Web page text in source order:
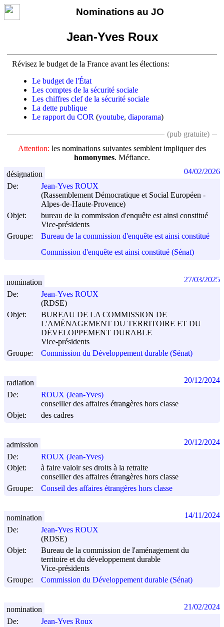
Nominations au JO
Jean-Yves Roux
Révisez le budget de la France avant les élections:
Le budget de l'État
Les comptes de la sécurité sociale
Les chiffres clef de la sécurité sociale
La dette publique
Le rapport du COR (youtube, diaporama)
(pub gratuite)
Attention: les nominations suivantes semblent impliquer des
homonymes. Méfiance.
De:
Jean-Yves ROUX
(Rassemblement Démocratique et Social Européen -
Alpes-de-Haute-Provence)
Objet:
bureau de la commission d'enquête est ainsi constitué
Vice-présidents
Groupe:
Bureau de la commission d'enquête est ainsi constitué
Commission d'enquête est ainsi constitué (Sénat)
désignation 04/02/2026
De:
Jean-Yves ROUX
(RDSE)
Objet:
BUREAU DE LA COMMISSION DE
L'AMÉNAGEMENT DU TERRITOIRE ET DU
DÉVELOPPEMENT DURABLE
Vice-présidents
Groupe:
Commission du Développement durable (Sénat)
nomination 27/03/2025
De:
ROUX (Jean-Yves)
conseiller des affaires étrangères hors classe
Objet:
des cadres
radiation 20/12/2024
De:
ROUX (Jean-Yves)
Objet:
à faire valoir ses droits à la retraite
conseiller des affaires étrangères hors classe
Groupe:
Conseil des affaires étrangères hors classe
admission 20/12/2024
De:
Jean-Yves ROUX
(RDSE)
Objet:
Bureau de la commission de l'aménagement du
territoire et du développement durable
Vice-présidents
Groupe:
Commission du Développement durable (Sénat)
nomination 14/11/2024
De:
Jean-Yves Roux
nomination 21/02/2024